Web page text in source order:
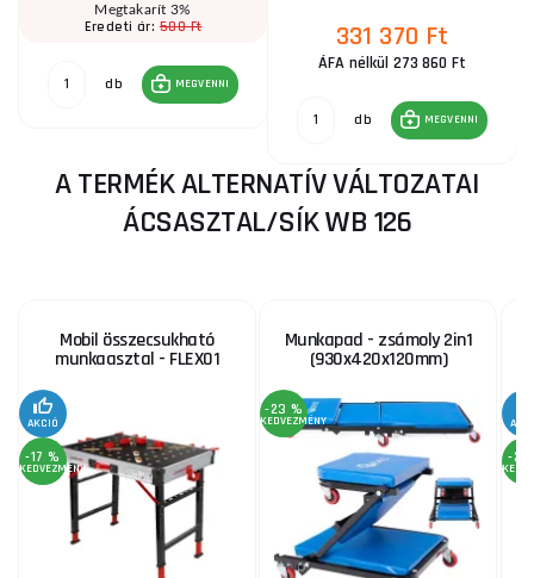
Megtakarít 3%
Eredeti ár:500 Ft
db MEGVENNI
331 370 Ft
ÁFA nélkül 273 860 Ft
db MEGVENNI
A TERMÉK ALTERNATÍV VÁLTOZATAI
ÁCSASZTAL/SÍK WB 126
Mobil összecsukható
munkaasztal - FLEX01
AKCIÓ
-17 %
KEDVEZMÉNY
Munkapad - zsámoly 2in1
(930x420x120mm)
-23 %
KEDVEZMÉNY
-21